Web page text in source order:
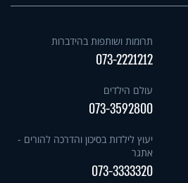
תרומות ושותפות בהידברות
073-2221212
עולם הילדים
073-3592800
יעוץ לילדות בסיכון והדרכה להורים -
אתגר
073-3333320